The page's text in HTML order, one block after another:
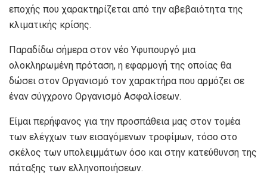
εποχής που χαρακτηρίζεται από την αβεβαιότητα της
κλιματικής κρίσης.
Παραδίδω σήμερα στον νέο Υφυπουργό μια
ολοκληρωμένη πρόταση, η εφαρμογή της οποίας θα
δώσει στον Οργανισμό τον χαρακτήρα που αρμόζει σε
έναν σύγχρονο Οργανισμό Ασφαλίσεων.
Είμαι περήφανος για την προσπάθεια μας στον τομέα
των ελέγχων των εισαγόμενων τροφίμων, τόσο στο
σκέλος των υπολειμμάτων όσο και στην κατεύθυνση της
πάταξης των ελληνοποιήσεων.